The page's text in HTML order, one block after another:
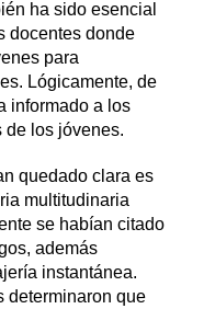
ha sido esencial
docentes donde
para
Lógicamente, de
informado a los
de los jóvenes.
quedado clara es
multitudinaria
se habían citado
además
instantánea.
determinaron que